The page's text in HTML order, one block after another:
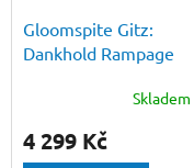
Gloomspite Gitz:
Dankhold Rampage
Skladem
4 299 Kč